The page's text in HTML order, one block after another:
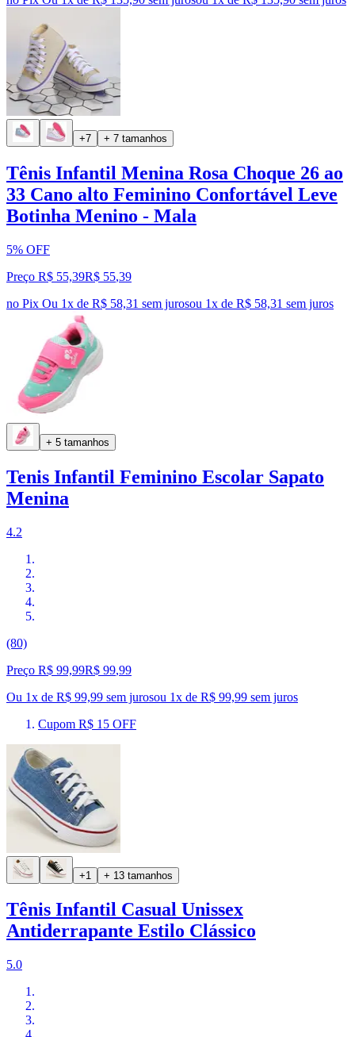
+7 + 7 tamanhos
Tênis Infantil Menina Rosa Choque 26 ao
33 Cano alto Feminino Confortável Leve
Botinha Menino - Mala
5% OFF
Preço R$ 55,39R$ 55,39
no Pix Ou 1x de R$ 58,31 sem jurosou 1x de R$ 58,31 sem juros
+ 5 tamanhos
Tenis Infantil Feminino Escolar Sapato
Menina
4.2
(80)
Preço R$ 99,99R$ 99,99
Ou 1x de R$ 99,99 sem jurosou 1x de R$ 99,99 sem juros
Cupom R$ 15 OFF
+1 + 13 tamanhos
Tênis Infantil Casual Unissex
Antiderrapante Estilo Clássico
5.0